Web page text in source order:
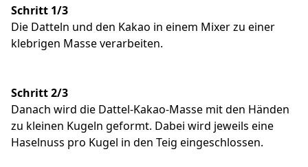
Schritt 1/3
Die Datteln und den Kakao in einem Mixer zu einer
klebrigen Masse verarbeiten.
Schritt 2/3
Danach wird die Dattel-Kakao-Masse mit den Händen
zu kleinen Kugeln geformt. Dabei wird jeweils eine
Haselnuss pro Kugel in den Teig eingeschlossen.